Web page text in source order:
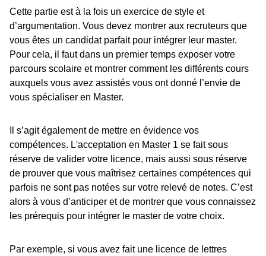
Cette partie est à la fois un exercice de style et
d’argumentation. Vous devez montrer aux recruteurs que
vous êtes un candidat parfait pour intégrer leur master.
Pour cela, il faut dans un premier temps exposer votre
parcours scolaire et montrer comment les différents cours
auxquels vous avez assistés vous ont donné l’envie de
vous spécialiser en Master.
Il s’agit également de mettre en évidence vos
compétences. L'acceptation en Master 1 se fait sous
réserve de valider votre licence, mais aussi sous réserve
de prouver que vous maîtrisez certaines compétences qui
parfois ne sont pas notées sur votre relevé de notes. C’est
alors à vous d’anticiper et de montrer que vous connaissez
les prérequis pour intégrer le master de votre choix.
Par exemple, si vous avez fait une licence de lettres